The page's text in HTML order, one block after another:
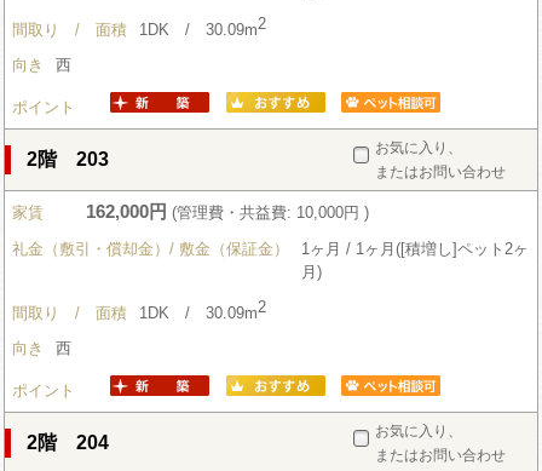
間取り / 面積 1DK / 30.09m2
向き 西
ポイント
お気に入り、
またはお問い合わせ
2階 203
家賃 162,000円 (管理費・共益費: 10,000円 )
礼金（敷引・償却金）/ 敷金（保証金）
1ヶ月 / 1ヶ月([積増し]ペット2ヶ
月)
間取り / 面積 1DK / 30.09m2
向き 西
ポイント
お気に入り、
またはお問い合わせ
2階 204